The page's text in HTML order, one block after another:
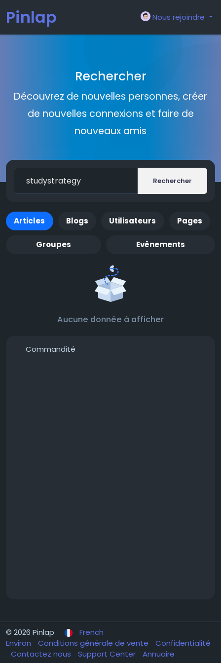
Pinlap Nous rejoindre
Rechercher
Découvrez de nouvelles personnes, créer
de nouvelles connexions et faire de
nouveaux amis
Rechercher
Articles Blogs Utilisateurs Pages
Groupes Evènements
Aucune donnée à afficher
Commandité
© 2026 Pinlap
French
Environ
Conditions générale de vente
Confidentialité
Contactez nous
Support Center Annuaire